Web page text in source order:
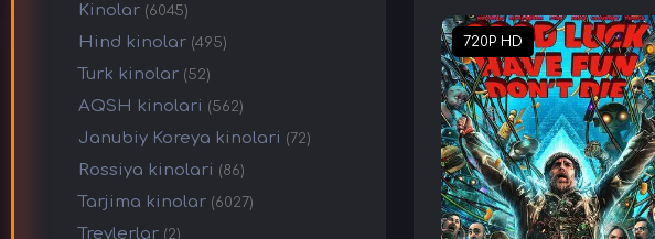
Kinolar (6045)
Hind kinolar (495)
Turk kinolar (52)
AQSH kinolari (562)
Janubiy Koreya kinolari (72)
Rossiya kinolari (86)
Tarjima kinolar (6027)
Treylerlar (2)
720P HD